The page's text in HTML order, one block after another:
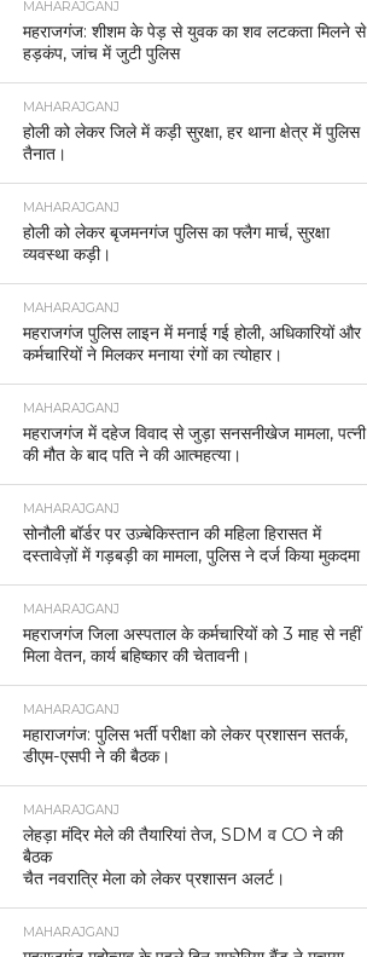
MAHARAJGANJ
महराजगंज: शीशम के पेड़ से युवक का शव लटकता मिलने से
हड़कंप, जांच में जुटी पुलिस
MAHARAJGANJ
होली को लेकर जिले में कड़ी सुरक्षा, हर थाना क्षेत्र में पुलिस
तैनात।
MAHARAJGANJ
होली को लेकर बृजमनगंज पुलिस का फ्लैग मार्च, सुरक्षा
व्यवस्था कड़ी।
MAHARAJGANJ
महराजगंज पुलिस लाइन में मनाई गई होली, अधिकारियों और
कर्मचारियों ने मिलकर मनाया रंगों का त्योहार।
MAHARAJGANJ
महराजगंज में दहेज विवाद से जुड़ा सनसनीखेज मामला, पत्नी
की मौत के बाद पति ने की आत्महत्या।
MAHARAJGANJ
सोनौली बॉर्डर पर उज़्बेकिस्तान की महिला हिरासत में
दस्तावेज़ों में गड़बड़ी का मामला, पुलिस ने दर्ज किया मुकदमा
MAHARAJGANJ
महराजगंज जिला अस्पताल के कर्मचारियों को 3 माह से नहीं
मिला वेतन, कार्य बहिष्कार की चेतावनी।
MAHARAJGANJ
महाराजगंज: पुलिस भर्ती परीक्षा को लेकर प्रशासन सतर्क,
डीएम-एसपी ने की बैठक।
MAHARAJGANJ
लेहड़ा मंदिर मेले की तैयारियां तेज, SDM व CO ने की
बैठक
चैत नवरात्रि मेला को लेकर प्रशासन अलर्ट।
MAHARAJGANJ